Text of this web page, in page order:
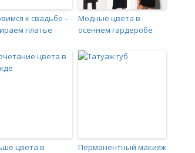
к свадьбе –
платье
Модные цвета в
осеннем гардеробе
цвета в
Перманентный макияж